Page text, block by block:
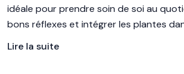
idéale pour prendre soin de soi au
bons réflexes et intégrer les plantes
Lire la suite